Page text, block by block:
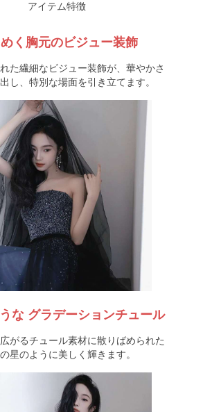
アイテム特徴
く胸元のビジュー装飾
れた繊細なビジュー装飾が、華やかさ
し、特別な場面を引き立てます。
な グラデーションチュール
がるチュール素材に散りばめられた
星のように美しく輝きます。